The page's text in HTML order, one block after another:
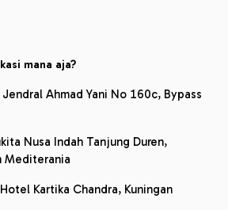
mana aja?
Ahmad Yani No 160c, Bypass
Nusa Indah Tanjung Duren,
Mediterania
Kartika Chandra, Kuningan